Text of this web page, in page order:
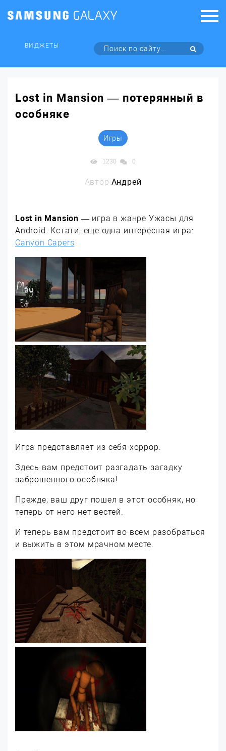
ВИДЖЕТЫ
Lost in Mansion — потерянный в
особняке
Игры
1230 0
Автор:Андрей
Lost in Mansion — игра в жанре Ужасы для
Android. Кстати, еще одна интересная игра:
Canyon Capers
Игра представляет из себя хоррор.
Здесь вам предстоит разгадать загадку
заброшенного особняка!
Прежде, ваш друг пошел в этот особняк, но
теперь от него нет вестей.
И теперь вам предстоит во всем разобраться
и выжить в этом мрачном месте.